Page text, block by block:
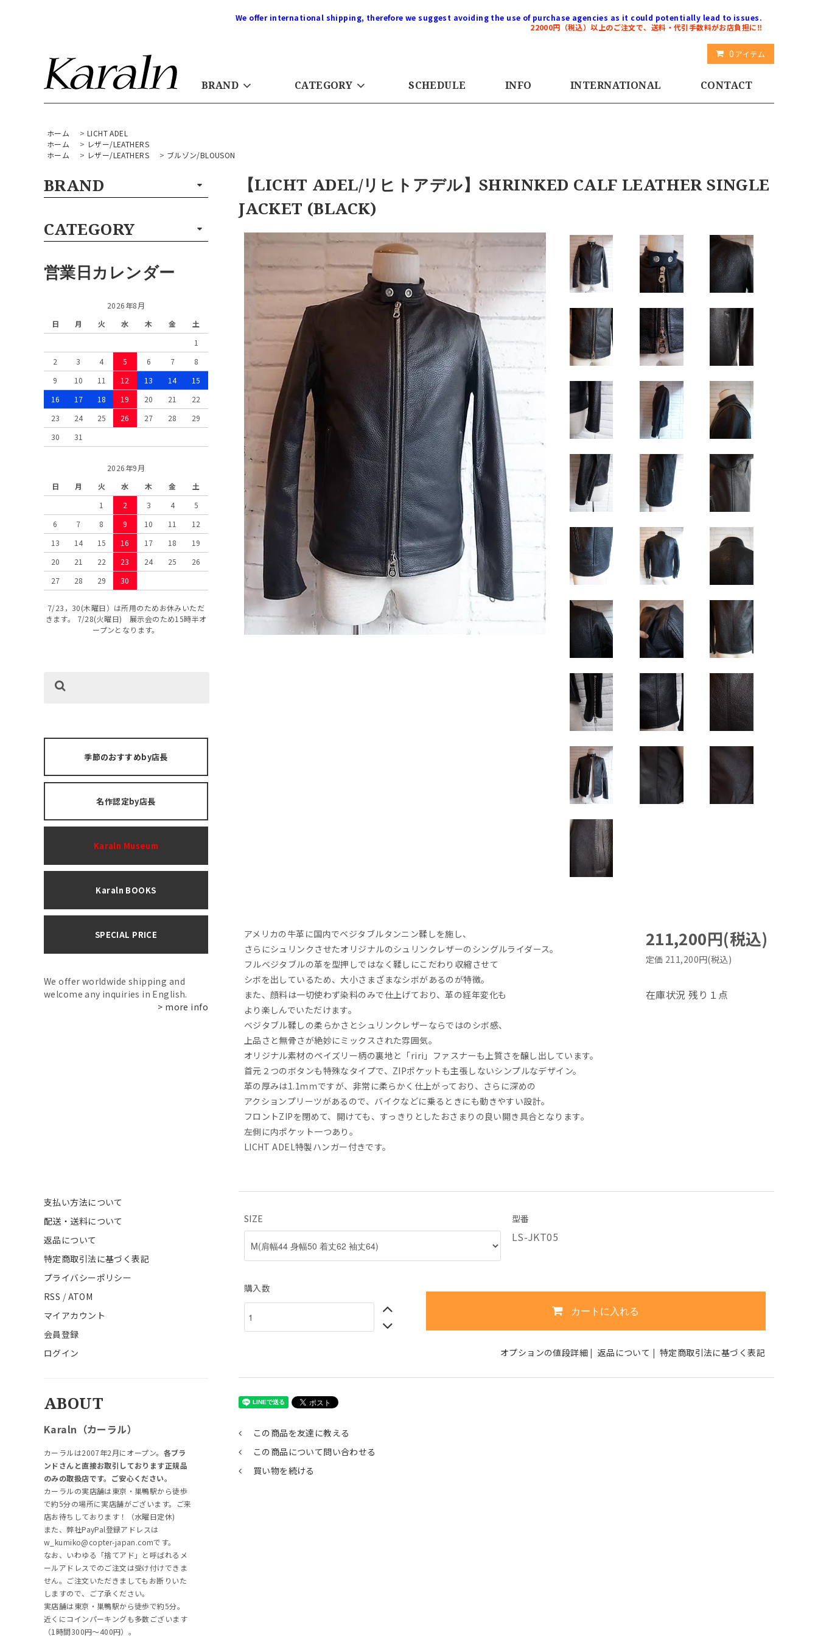
We offer international shipping, therefore we suggest avoiding the use of purchase agencies as it could potentially lead to issues.
22000円（税込）以上のご注文で、送料・代引手数料がお店負担に‼️
0 アイテム
BRAND CATEGORY SCHEDULE INFO INTERNATIONAL CONTACT
ホーム > LICHT ADEL
ホーム
> レザー/LEATHERS
ホーム
> レザー/LEATHERS > ブルゾン/BLOUSON
BRAND
CATEGORY
営業日カレンダー
2026年8月
日
月 火 水 木 金
土
1
2
3 4 5 6 7
8
9
10 11 12 13 14
15
16
17 18 19 20 21
22
23
24 25 26 27 28
29
30
31
2026年9月
日
月 火 水 木 金
土
1
2 3 4
5
6
7 8 9 10 11
12
13
14 15 16 17 18
19
20
21 22 23 24 25
26
27
28 29 30
7/23，30(木曜日）は所用のためお休みいただ
きます。 7/28(火曜日) 展示会のため15時半オ
ープンとなります。
季節のおすすめby店長
名作認定by店長
Karaln Museum
Karaln BOOKS
SPECIAL PRICE
We offer worldwide shipping and
welcome any inquiries in English.
> more info
支払い方法について
配送・送料について
返品について
特定商取引法に基づく表記
プライバシーポリシー
RSS / ATOM
マイアカウント
会員登録
ログイン
ABOUT
Karaln（カーラル）
カーラルは2007年2月にオープン。 各ブラ
ンドさんと直接お取引しております正規品
のみの取扱店です。ご安心ください。
カーラルの実店舗は東京・巣鴨駅から徒歩
で約5分の場所に実店舗がございます。ご来
店お待ちしております！（水曜日定休)
また、弊社PayPal登録アドレスは
w_kumiko@copter-japan.comです。
なお、いわゆる「捨てアド」と呼ばれるメ
ールアドレスでのご注文は受け付けできま
せん。ご注文いただきましてもお断りいた
しますので、ご了承ください。
実店舗は東京・巣鴨駅から徒歩で約5分。
近くにコインパーキングも多数ございます
（1時間300円～400円）。
【LICHT ADEL/リヒトアデル】SHRINKED CALF LEATHER SINGLE
JACKET (BLACK)
アメリカの牛革に国内でベジタブルタンニン鞣しを施し、
さらにシュリンクさせたオリジナルのシュリンクレザーのシングルライダース。
フルベジタブルの革を型押しではなく鞣しにこだわり収縮させて
シボを出しているため、大小さまざまなシボがあるのが特徴。
また、顔料は一切使わず染料のみで仕上げており、革の経年変化も
より楽しんでいただけます。
ベジタブル鞣しの柔らかさとシュリンクレザーならではのシボ感、
上品さと無骨さが絶妙にミックスされた雰囲気。
オリジナル素材のペイズリー柄の裏地と「riri」ファスナーも上質さを醸し出しています。
首元２つのボタンも特殊なタイプで、ZIPポケットも主張しないシンプルなデザイン。
革の厚みは1.1ｍｍですが、非常に柔らかく仕上がっており、さらに深めの
アクションプリーツがあるので、バイクなどに乗るときにも動きやすい設計。
フロントZIPを閉めて、開けても、すっきりとしたおさまりの良い開き具合となります。
左側に内ポケット一つあり。
LICHT ADEL特製ハンガー付きです。
211,200円(税込)
定価 211,200円(税込)
在庫状況 残り１点
SIZE 型番
LS-JKT05
購入数
カートに入れる
オプションの値段詳細 | 返品について | 特定商取引法に基づく表記
この商品を友達に教える
この商品について問い合わせる
買い物を続ける